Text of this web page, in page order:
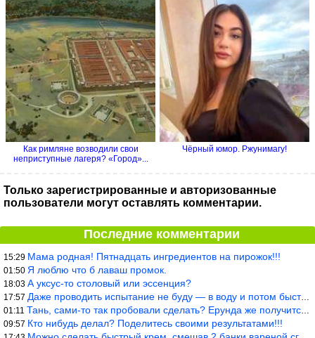
Как римляне возводили свои
неприступные лагеря? «Город»...
Чёрный юмор. Ржунимагу!
Только зарегистрированные и авторизованные
пользователи могут оставлять комментарии.
Последние комментарии
15:29 Мама родная! Пятнадцать ингредиентов на пирожок!!!
01:50 Я люблю что б лаваш промок.
18:03 А уксус-то столовый или эссенция?
17:57 Даже проводить испытание не буду — в воду и потом быстро в раска
01:11 Тань, сами-то так пробовали сделать? Ерунда же получится. Нет, с
09:57 Кто нибудь делал? Поделитесь своими результатами!!!